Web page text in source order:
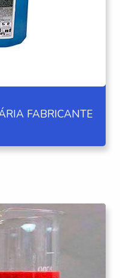
FABRICANTE